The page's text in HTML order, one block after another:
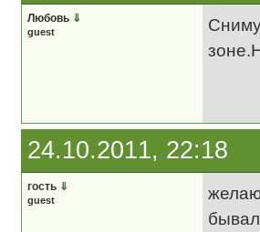
Любовь ⇓
guest
24.10.2011, 22:18
гость ⇓
guest